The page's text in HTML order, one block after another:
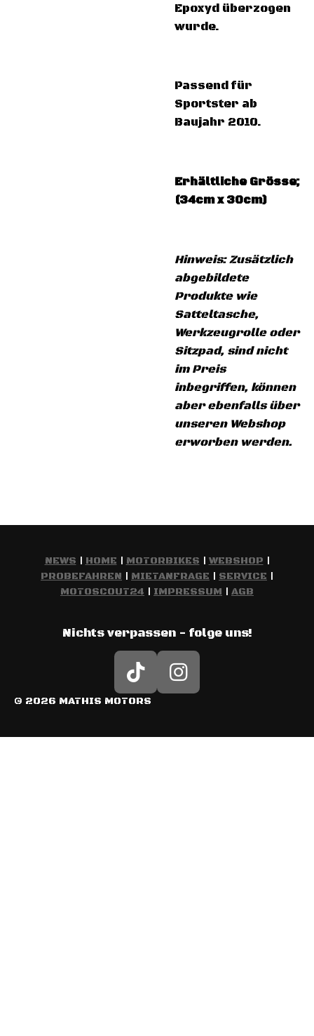
Epoxyd überzogen
wurde.
Passend für
Sportster ab
Baujahr 2010.
Erhältliche Grösse;
(34cm x 30cm)
Hinweis: Zusätzlich
abgebildete
Produkte wie
Satteltasche,
Werkzeugrolle oder
Sitzpad, sind nicht
im Preis
inbegriffen, können
aber ebenfalls über
unseren Webshop
erworben werden.
NEWS | HOME | MOTORBIKES | WEBSHOP |
PROBEFAHREN | MIETANFRAGE | SERVICE |
MOTOSCOUT24 | IMPRESSUM | AGB
Nichts verpassen - folge uns!
T
i
T
I
t
© 2026 MATHIS MOTORS